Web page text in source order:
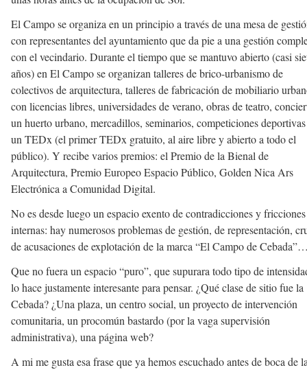
El Campo se organiza en un principio a través de una mesa de
con representantes del ayuntamiento que da pie a una gestión
con el vecindario. Durante el tiempo que se mantuvo abierto (casi
años) en El Campo se organizan talleres de brico-urbanismo de
colectivos de arquitectura, talleres de fabricación de mobiliario
con licencias libres, universidades de verano, obras de teatro,
un huerto urbano, mercadillos, seminarios, competiciones
un TEDx (el primer TEDx gratuito, al aire libre y abierto a todo el
público). Y recibe varios premios: el Premio de la Bienal de
Arquitectura, Premio Europeo Espacio Público, Golden Nica Ars
Electrónica a Comunidad Digital.
No es desde luego un espacio exento de contradicciones y fricciones
internas: hay numerosos problemas de gestión, de representación,
de acusaciones de explotación de la marca “El Campo de
Que no fuera un espacio “puro”, que supurara todo tipo de
lo hace justamente interesante para pensar. ¿Qué clase de sitio fue la
Cebada? ¿Una plaza, un centro social, un proyecto de intervención
comunitaria, un procomún bastardo (por la vaga supervisión
administrativa), una página web?
A mi me gusta esa frase que ya hemos escuchado antes de boca de